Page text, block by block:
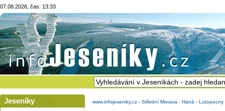
07.08.2026, čas: 13:33
Jeseníky www.infojeseniky.cz - Střední Morava - Haná - Lutopecny